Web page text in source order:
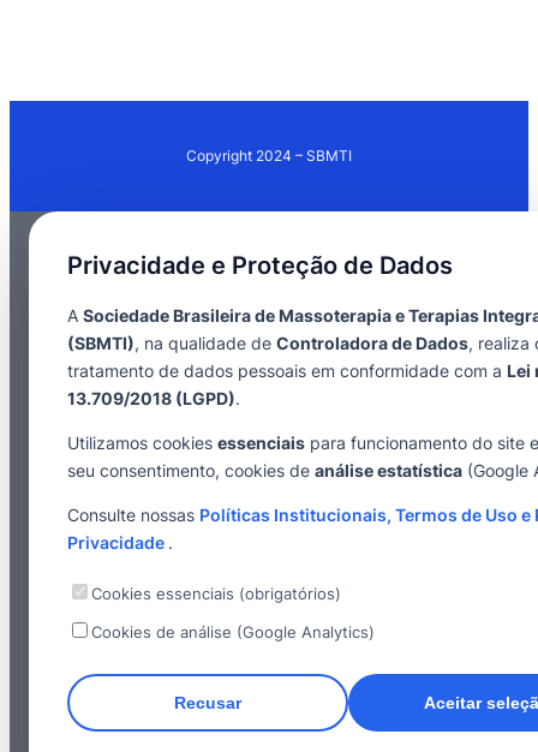
Copyright 2024 – SBMTI
Privacidade e Proteção de Dados
A Sociedade Brasileira de Massoterapia e Terapias
(SBMTI), na qualidade de Controladora de Dados, realiza
tratamento de dados pessoais em conformidade com a Lei
13.709/2018 (LGPD).
Utilizamos cookies essenciais para funcionamento do site
seu consentimento, cookies de análise estatística (Google
Consulte nossas Políticas Institucionais, Termos de Uso e
Privacidade .
Cookies essenciais (obrigatórios)
Cookies de análise (Google Analytics)
Recusar Aceitar